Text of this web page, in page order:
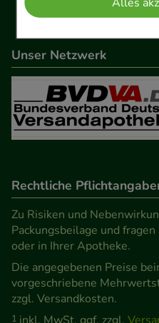
Komfort:Diese Cookies
Einkaufserlebnis noch
beispielsweise für die
Besuchers oder unsere
Verhaltensweisen (z.B.
anzupassen. Komfort-
auch auf Ihre Bedürfnisse
Statistik & Tracking:
Informationen über die
unserer Website
unsere Website weiter
den Inhalt auf unserer
Werbung auf Drittseiten
Unser Netzwerk
Rechtliche
Zu Risiken und
Packungsbeilage und
oder in Ihrer Apotheke.
Die angegebenen Preise
vorgeschriebene
zzgl. Versandkosten.
1